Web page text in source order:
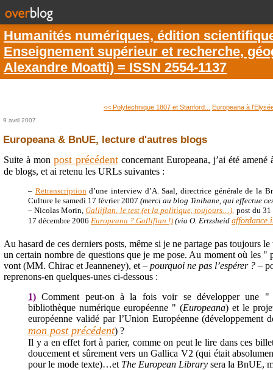
Humanités numériques, édition
Enseignement supérieur et recherche,
Alexandre Moatti) = ISSN 2554-1137
<< Polytechnique 1807 et Stanford... Europeana à
9 avril 2007
Europeana & BnUE, lecture d'autres blogs
Suite à mon post précédent concernant Europeana, j’ai été
de blogs, et ai retenu les URLs suivantes :
– Retranscription d’une interview d’A. Saal, directrice générale de la
Culture le samedi 17 février 2007 (merci au blog Tinihane, qui effectue
– Nicolas Morin,Galliflan, le test (et la politique, toujours…), post du 31
17 décembre 2006 Europeana ? Galliflan !) (via O. Ertzsheid
Au hasard de ces derniers posts, même si je ne partage pas toujours
un certain nombre de questions que je me pose. Au moment où les "
vont (MM. Chirac et Jeanneney), et – pourquoi ne pas l’espérer ? –
reprenons-en quelques-unes ci-dessous :
1) Comment peut-on à la fois voir se développer une "
bibliothèque numérique européenne " (Europeana) et le
européenne validé par l’Union Européenne (développement
mon post précédent) ?
Il y a en effet fort à parier, comme on peut le lire dans ces
doucement et sûrement vers un Gallica V2 (qui était
pour le mode texte)…et The European Library sera la BnUE,